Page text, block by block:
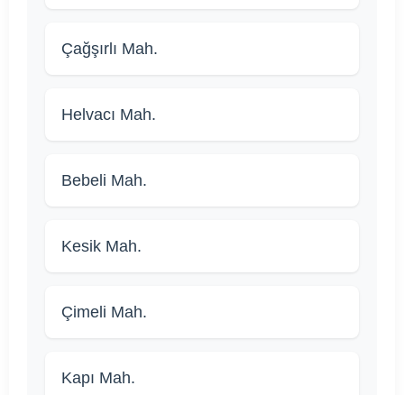
Çağşırlı Mah.
Helvacı Mah.
Bebeli Mah.
Kesik Mah.
Çimeli Mah.
Kapı Mah.